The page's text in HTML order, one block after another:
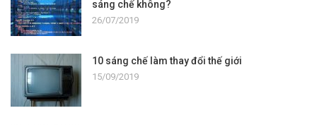
sáng chế không?
26/07/2019
10 sáng chế làm thay đổi thế giới
15/09/2019